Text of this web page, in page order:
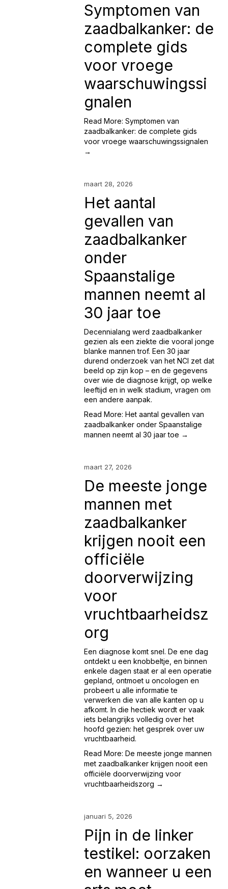
Symptomen van
zaadbalkanker: de
complete gids
voor vroege
waarschuwingssi
gnalen
Read More: Symptomen van
zaadbalkanker: de complete gids
voor vroege waarschuwingssignalen
→
maart 28, 2026
Het aantal
gevallen van
zaadbalkanker
onder
Spaanstalige
mannen neemt al
30 jaar toe
Decennialang werd zaadbalkanker
gezien als een ziekte die vooral jonge
blanke mannen trof. Een 30 jaar
durend onderzoek van het NCI zet dat
beeld op zijn kop – en de gegevens
over wie de diagnose krijgt, op welke
leeftijd en in welk stadium, vragen om
een andere aanpak.
Read More: Het aantal gevallen van
zaadbalkanker onder Spaanstalige
mannen neemt al 30 jaar toe →
maart 27, 2026
De meeste jonge
mannen met
zaadbalkanker
krijgen nooit een
officiële
doorverwijzing
voor
vruchtbaarheidsz
org
Een diagnose komt snel. De ene dag
ontdekt u een knobbeltje, en binnen
enkele dagen staat er al een operatie
gepland, ontmoet u oncologen en
probeert u alle informatie te
verwerken die van alle kanten op u
afkomt. In die hectiek wordt er vaak
iets belangrijks volledig over het
hoofd gezien: het gesprek over uw
vruchtbaarheid.
Read More: De meeste jonge mannen
met zaadbalkanker krijgen nooit een
officiële doorverwijzing voor
vruchtbaarheidszorg →
januari 5, 2026
Pijn in de linker
testikel: oorzaken
en wanneer u een